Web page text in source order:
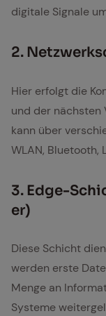
digitale Signale
2.
Hier erfolgt die
und der nächsten
kann über
WLAN, Bluetooth,
3. Edge-
er)
Diese Schicht
werden erste
Menge an
Systeme